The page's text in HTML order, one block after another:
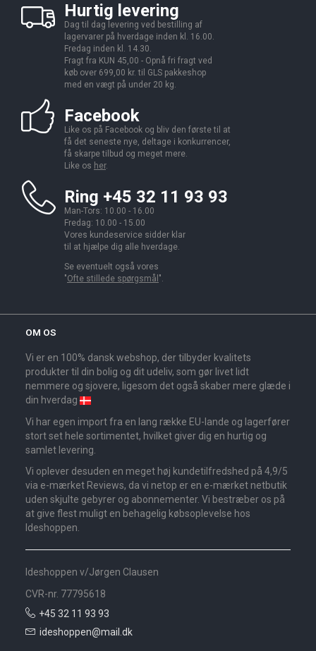
Hurtig levering
Dag til dag levering ved bestilling af
lagervarer på hverdage inden kl. 16.00.
Fredag inden kl. 14.30.
Fragt fra KUN 45,00 - Opnå fri fragt ved
køb over 699,00 kr. til GLS pakkeshop
med en vægt på under 20 kg.
Facebook
Like os på Facebook og bliv den første til at
få det seneste nye, deltage i konkurrencer,
få skarpe tilbud og meget mere.
Like os her.
Ring +45 32 11 93 93
Man-Tors: 10.00 - 16.00
Fredag: 10.00 - 15.00
Vores kundeservice sidder klar
til at hjælpe dig alle hverdage.
Se eventuelt også vores
"Ofte stillede spørgsmål ".
OM OS
Vi er en 100% dansk webshop, der tilbyder kvalitets
produkter til din bolig og dit udeliv, som gør livet lidt
nemmere og sjovere, ligesom det også skaber mere glæde i
din hverdag
Vi har egen import fra en lang række EU-lande og lagerfører
stort set hele sortimentet, hvilket giver dig en hurtig og
samlet levering.
Vi oplever desuden en meget høj kundetilfredshed på 4,9/5
via e-mærket Reviews, da vi netop er en e-mærket netbutik
uden skjulte gebyrer og abonnementer. Vi bestræber os på
at give flest muligt en behagelig købsoplevelse hos
Ideshoppen.
Ideshoppen v/Jørgen Clausen
CVR-nr. 77795618
+45 32 11 93 93
ideshoppen@mail.dk